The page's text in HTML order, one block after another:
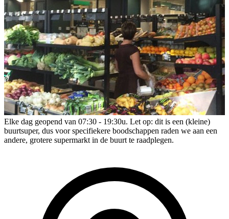
Elke dag geopend van 07:30 - 19:30u. Let op: dit is een (kleine)
buurtsuper, dus voor specifiekere boodschappen raden we aan een
andere, grotere supermarkt in de buurt te raadplegen.